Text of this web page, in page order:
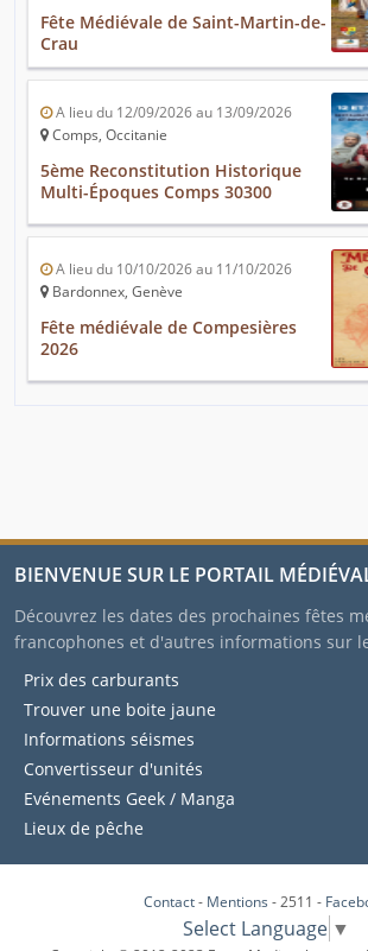
Fête Médiévale de Saint-Martin-de-
Crau
A lieu du 12/09/2026 au 13/09/2026
Comps, Occitanie
5ème Reconstitution Historique
Multi-Époques Comps 30300
A lieu du 10/10/2026 au 11/10/2026
Bardonnex, Genève
Fête médiévale de Compesières
2026
BIENVENUE SUR LE PORTAIL
Découvrez les dates des prochaines fêtes
francophones et d'autres informations sur
Prix des carburants
Trouver une boite jaune
Informations séismes
Convertisseur d'unités
Evénements Geek / Manga
Lieux de pêche
Contact- Mentions - 2511 -
Select Language ▼